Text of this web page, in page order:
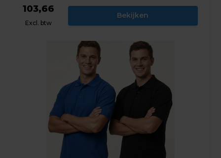
103,66
Excl. btw
Bekijken